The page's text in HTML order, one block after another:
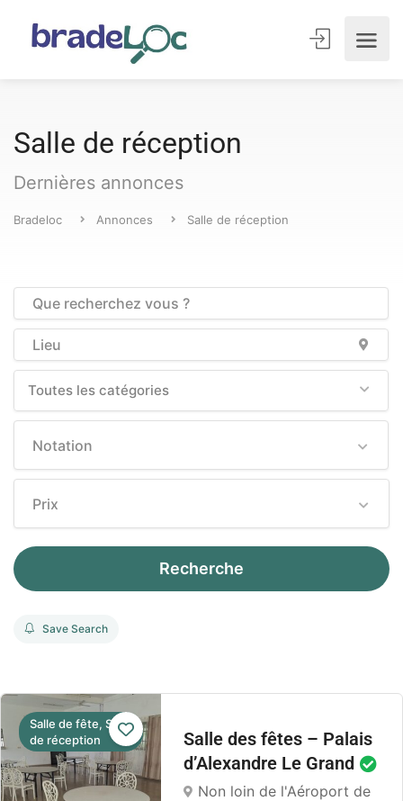
Salle de réception
Dernières annonces
Bradeloc Annonces Salle de réception
Toutes les catégories
Notation
Prix
Recherche
Save Search
Salle de fête, Salle
de réception
Salle des fêtes – Palais
d’Alexandre Le Grand
Non loin de l'Aéroport de